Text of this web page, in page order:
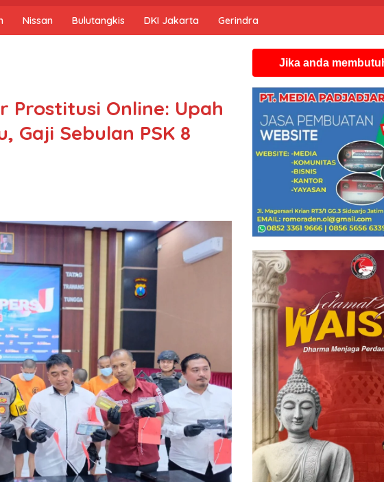
Nissan Bulutangkis DKI Jakarta Gerindra
Prostitusi Online: Upah
Gaji Sebulan PSK 8
Jika anda membutuhkan space